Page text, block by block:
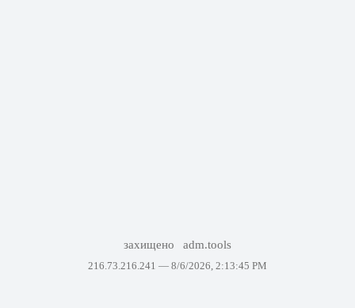
захищено adm.tools
216.73.216.241 — 8/6/2026, 2:13:45 PM